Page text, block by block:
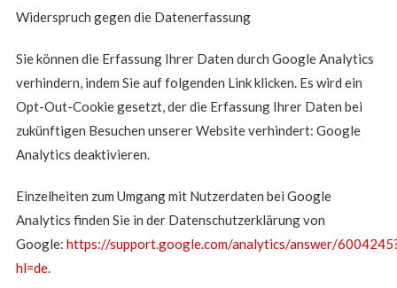
Widerspruch gegen die Datenerfassung
Sie können die Erfassung Ihrer Daten durch Google Analytics
verhindern, indem Sie auf folgenden Link klicken. Es wird ein
Opt-Out-Cookie gesetzt, der die Erfassung Ihrer Daten bei
zukünftigen Besuchen unserer Website verhindert: Google
Analytics deaktivieren.
Einzelheiten zum Umgang mit Nutzerdaten bei Google
Analytics finden Sie in der Datenschutzerklärung von
Google: https://support.google.com/analytics/answer/
hl=de.